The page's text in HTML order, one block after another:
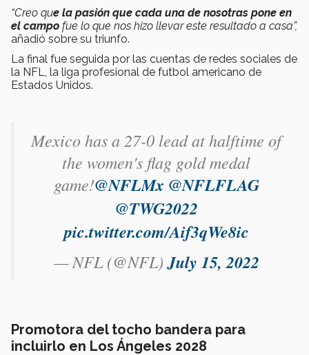
“Creo que la pasión que cada una de nosotras pone en
el campo fue lo que nos hizo llevar este resultado a casa”,
añadió sobre su triunfo.
La final fue seguida por las cuentas de redes sociales de
la NFL, la liga profesional de futbol americano de
Estados Unidos.
Mexico has a 27-0 lead at halftime of
the women's flag gold medal
game!@NFLMx @NFLFLAG
@TWG2022
pic.twitter.com/Aif3qWe8ic
— NFL (@NFL)July 15, 2022
Promotora del tocho bandera para
incluirlo en Los Ángeles 2028